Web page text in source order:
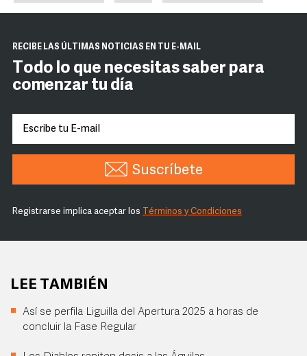
RECIBE LAS ÚLTIMAS NOTICIAS EN TU E-MAIL
Todo lo que necesitas saber para
comenzar tu día
Suscríbete
Registrarse implica aceptar los Términos y Condiciones
LEE TAMBIÉN
Así se perfila Liguilla del Apertura 2025 a horas de
concluir la Fase Regular